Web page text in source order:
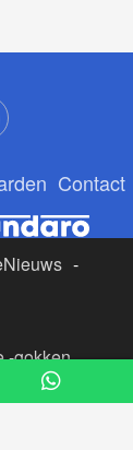
Contact
-
-gokken